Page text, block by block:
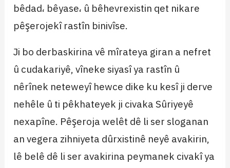
bêdad، bêyase، û bêhevrexistin qet nikare
pêşerojekî rastîn binivîse.
Ji bo derbaskirina vê mîrateya giran a nefret
û cudakariyê, vîneke siyasî ya rastîn û
nêrînek neteweyî hewce dike ku kesî ji derve
nehêle û ti pêkhateyek ji civaka Sûriyeyê
nexapîne. Pêşeroja welêt dê li ser sloganan
an vegera zihniyeta dûrxistinê neyê avakirin,
lê belê dê li ser avakirina peymanek civakî ya